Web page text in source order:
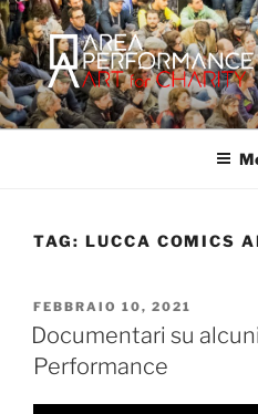
Salta
al
contenuto
AREA
Sito ufficiale della Onlus Area
TAG: LUCCA COMICS
PUBBLICATO
IL
FEBBRAIO 10, 2021
Documentari su
Performance